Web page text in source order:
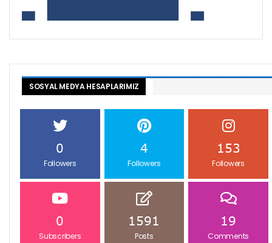
SOSYAL MEDYA HESAPLARIMIZ
0
Followers
4
Followers
153
Followers
0
Subscribers
1591
Posts
19
Comments